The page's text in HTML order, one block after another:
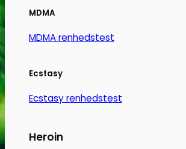
MDMA
MDMA renhedstest
Ecstasy
Ecstasy renhedstest
Heroin